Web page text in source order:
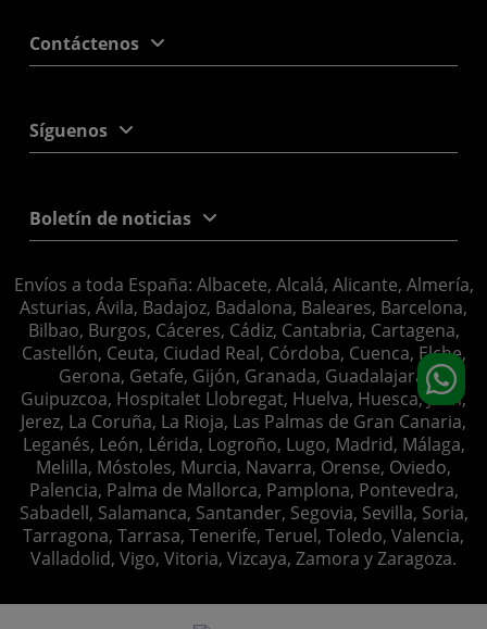
Contáctenos
Síguenos
Boletín de noticias
Envíos a toda España: Albacete, Alcalá, Alicante, Almería,
Asturias, Ávila, Badajoz, Badalona, Baleares, Barcelona,
Bilbao, Burgos, Cáceres, Cádiz, Cantabria, Cartagena,
Castellón, Ceuta, Ciudad Real, Córdoba, Cuenca, Elche,
Gerona, Getafe, Gijón, Granada, Guadalajara,
Guipuzcoa, Hospitalet Llobregat, Huelva, Huesca, Jaén,
Jerez, La Coruña, La Rioja, Las Palmas de Gran Canaria,
Leganés, León, Lérida, Logroño, Lugo, Madrid, Málaga,
Melilla, Móstoles, Murcia, Navarra, Orense, Oviedo,
Palencia, Palma de Mallorca, Pamplona, Pontevedra,
Sabadell, Salamanca, Santander, Segovia, Sevilla, Soria,
Tarragona, Tarrasa, Tenerife, Teruel, Toledo, Valencia,
Valladolid, Vigo, Vitoria, Vizcaya, Zamora y Zaragoza.